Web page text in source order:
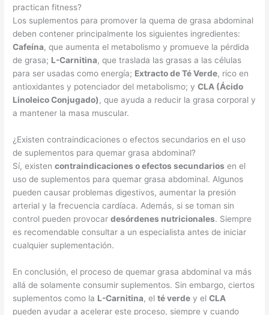
practican fitness?
Los suplementos para promover la quema de grasa abdominal
deben contener principalmente los siguientes ingredientes:
Cafeína, que aumenta el metabolismo y promueve la pérdida
de grasa; L-Carnitina, que traslada las grasas a las células
para ser usadas como energía; Extracto de Té Verde, rico en
antioxidantes y potenciador del metabolismo; yCLA (Ácido
Linoleico Conjugado), que ayuda a reducir la grasa corporal y
a mantener la masa muscular.
¿Existen contraindicaciones o efectos secundarios en el uso
de suplementos para quemar grasa abdominal?
Sí, existencontraindicaciones o efectos secundarios en el
uso de suplementos para quemar grasa abdominal. Algunos
pueden causar problemas digestivos, aumentar la presión
arterial y la frecuencia cardíaca. Además, si se toman sin
control pueden provocardesórdenes nutricionales. Siempre
es recomendable consultar a un especialista antes de iniciar
cualquier suplementación.
En conclusión, el proceso de quemar grasa abdominal va más
allá de solamente consumir suplementos. Sin embargo, ciertos
suplementos como la L-Carnitina, elté verde y elCLA
pueden ayudar a acelerar este proceso, siempre y cuando